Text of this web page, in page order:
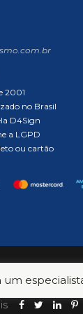
2001
no Brasil
D4Sign
a LGPD
ou cartão
de
direitos